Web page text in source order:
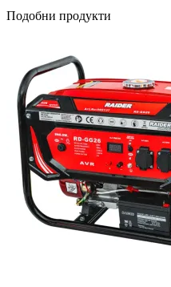
Подобни продукти